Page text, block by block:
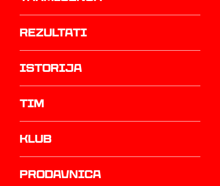
rezultati
istorija
TIM
Klub
prodavnica